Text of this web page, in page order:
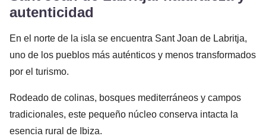
autenticidad
En el norte de la isla se encuentra Sant Joan de Labritja,
uno de los pueblos más auténticos y menos transformados
por el turismo.
Rodeado de colinas, bosques mediterráneos y campos
tradicionales, este pequeño núcleo conserva intacta la
esencia rural de Ibiza.